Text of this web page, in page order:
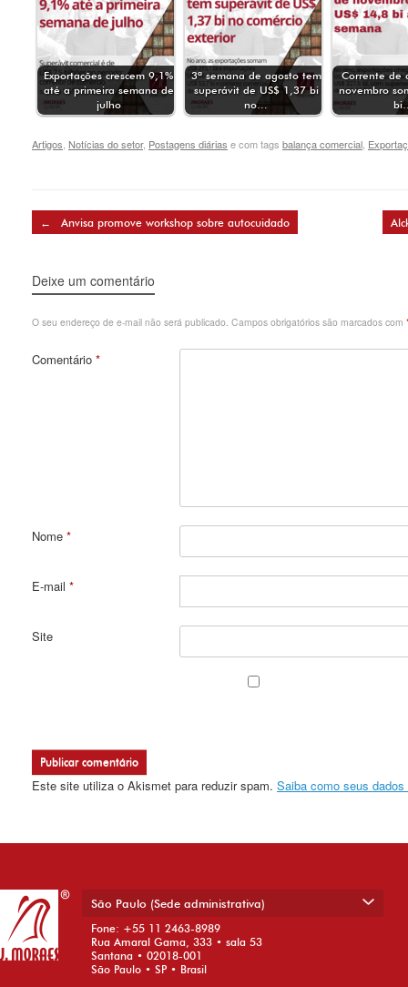
Exportações crescem 9,1%
até a primeira semana de
julho
3ª semana de agosto tem
superávit de US$ 1,37 bi
no…
Corrente de
novembro
Artigos Notícias do setor, Postagens diárias e com tags balança comercial
Post navigation
← Anvisa promove workshop sobre autocuidado
Deixe um comentário
O seu endereço de e-mail não será publicado. Campos obrigatórios são marcados com
Comentário *
Nome *
E-mail *
Site
Este site utiliza o Akismet para reduzir spam. Saiba como seus
São Paulo (Sede administrativa)
Fone: +55 11 2463-8989
Rua Amaral Gama, 333 • sala 53
Santana • 02018-001
São Paulo • SP • Brasil